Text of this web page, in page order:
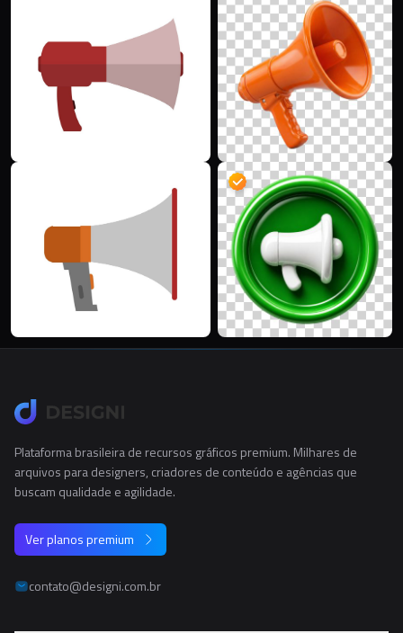
Plataforma brasileira de recursos gráficos premium. Milhares de
arquivos para designers, criadores de conteúdo e agências que
buscam qualidade e agilidade.
Ver planos premium
contato@designi.com.br